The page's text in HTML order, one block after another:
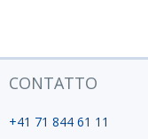
CONTATTO
+41 71 844 61 11